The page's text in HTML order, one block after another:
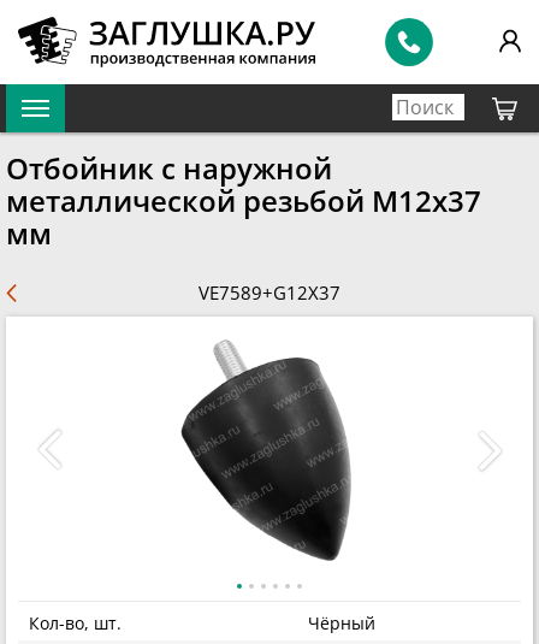
Отбойник с наружной
металлической резьбой М12х37
мм
VE7589+G12X37
Кол-во, шт.
Чёрный